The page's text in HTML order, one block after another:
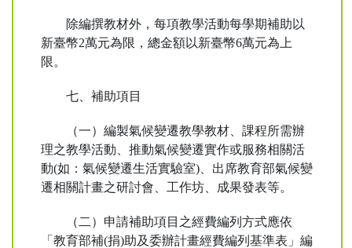
除編撰教材外，每項教學活動每學期補助以
新臺幣2萬元為限，總金額以新臺幣6萬元為上
限。
七、補助項目
（一）編製氣候變遷教學教材、課程所需辦
理之教學活動、推動氣候變遷實作或服務相關活
動(如：氣候變遷生活實驗室)、出席教育部氣候變
遷相關計畫之研討會、工作坊、成果發表等。
（二）申請補助項目之經費編列方式應依
「教育部補(捐)助及委辦計畫經費編列基準表」編